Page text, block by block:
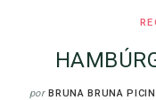
por BRUNA BRUNA